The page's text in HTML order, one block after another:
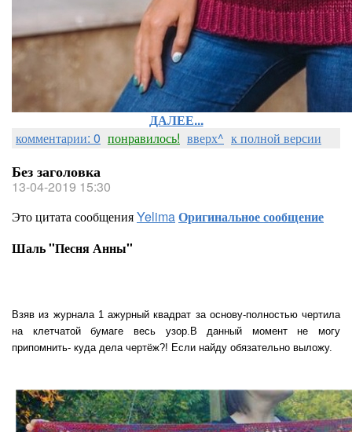
ДАЛЕЕ...
комментарии: 0 понравилось! вверх^ к полной версии
Без заголовка
13-04-2019 15:30
Это цитата сообщенияYelimaОригинальное сообщение
Шаль ''Песня Анны''
Взяв из журнала 1 ажурный квадрат за основу-полностью чертила
на клетчатой бумаге весь узор.В данный момент не могу
припомнить- куда дела чертёж?! Если найду обязательно выложу.